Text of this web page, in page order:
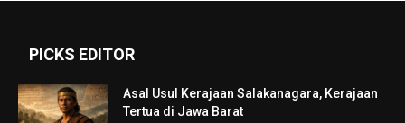
PICKS EDITOR
Asal Usul Kerajaan Salakanagara, Kerajaan
Tertua di Jawa Barat